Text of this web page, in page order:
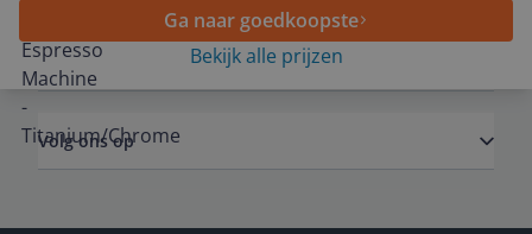
Ga naar goedkoopste
Bekijk alle prijzen
Zakelijk
Volg ons op